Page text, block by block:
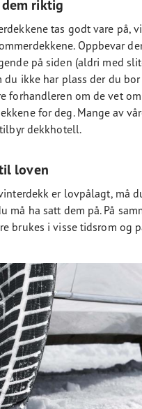
riktig
tas godt vare på,
Oppbevar
på siden (aldri med
du ikke har plass der du
forhandleren om de vet
for deg. Mange av
dekkhotell.
loven
er lovpålagt, må
må ha satt dem på. På
brukes i visse tidsrom og